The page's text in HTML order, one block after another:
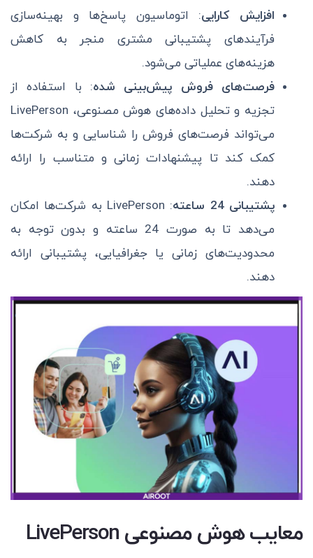
افزایش کارایی: اتوماسیون پاسخ‌ها و بهینه‌سازی
فرآیندهای پشتیبانی مشتری منجر به کاهش
هزینه‌های عملیاتی می‌شود.
فرصت‌های فروش پیش‌بینی شده: با استفاده از
تجزیه و تحلیل داده‌های هوش مصنوعی، LivePerson
می‌تواند فرصت‌های فروش را شناسایی و به شرکت‌ها
کمک کند تا پیشنهادات زمانی و متناسب را ارائه
دهند.
پشتیبانی 24 ساعته
: LivePerson به شرکت‌ها امکان
می‌دهد تا به صورت 24 ساعته و بدون توجه به
محدودیت‌های زمانی یا جغرافیایی، پشتیبانی ارائه
دهند.
معایب هوش مصنوعی LivePerson